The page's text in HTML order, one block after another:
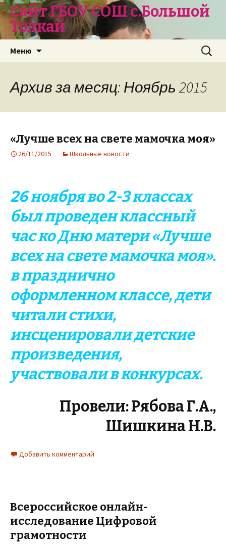
Сайт ГБОУ СОШ с.Большой
Толкай
Меню Найти:
Архив за месяц: Ноябрь 2015
«Лучше всех на свете мамочка моя»
26/11/2015 Школьные новости
26 ноября во 2-3 классах
был проведен классный
час ко Дню матери «Лучше
всех на свете мамочка моя».
в празднично
оформленном классе, дети
читали стихи,
инсценировали детские
произведения,
участвовали в конкурсах.
Провели: Рябова Г.А.,
Шишкина Н.В.
Добавить комментарий
Всероссийское онлайн-
исследование Цифровой
грамотности